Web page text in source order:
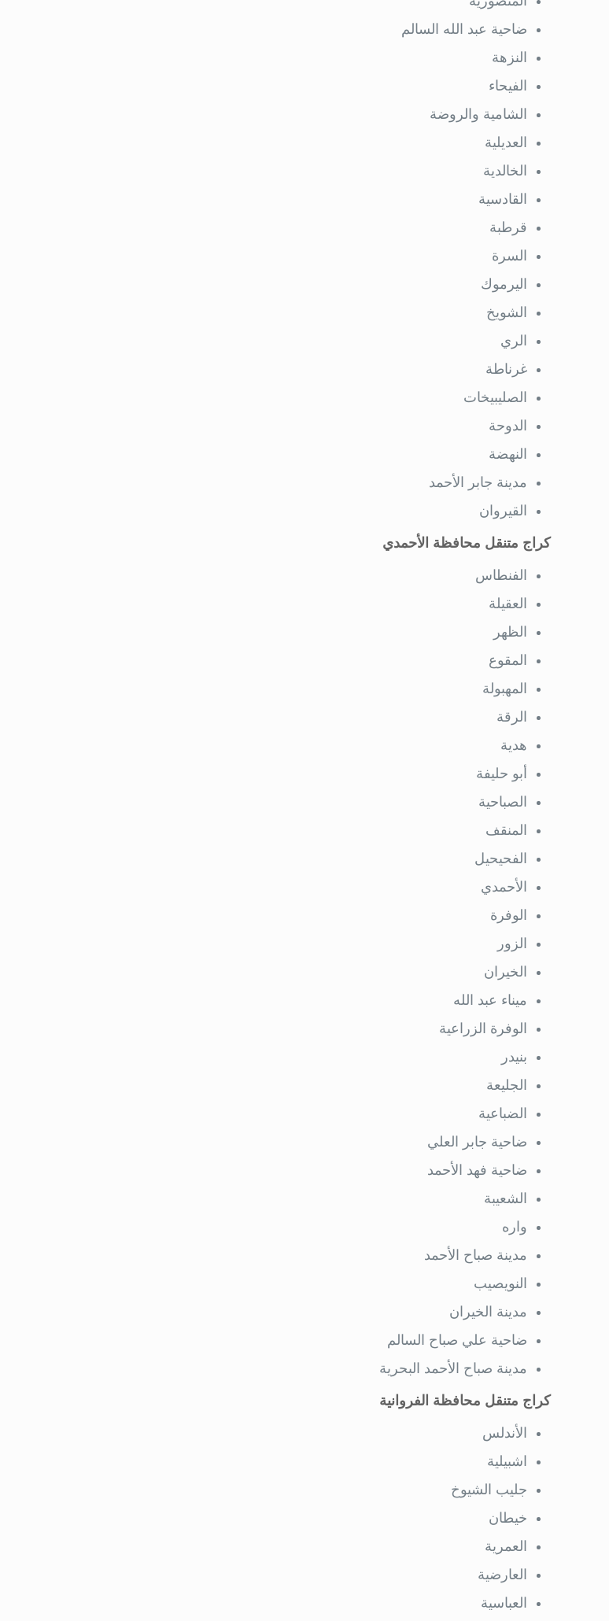
ضاحية عبد الله السالم
النزهة
الفيحاء
الشامية والروضة
العديلية
الخالدية
القادسية
قرطبة
السرة
اليرموك
الشويخ
الري
غرناطة
الصليبيخات
الدوحة
النهضة
مدينة جابر الأحمد
القيروان
كراج متنقل محافظة الأحمدي
الفنطاس
العقيلة
الظهر
المقوع
المهبولة
الرقة
هدية
أبو حليفة
الصباحية
المنقف
الفحيحيل
الأحمدي
الوفرة
الزور
الخيران
ميناء عبد الله
الوفرة الزراعية
بنيدر
الجليعة
الضباعية
ضاحية جابر العلي
ضاحية فهد الأحمد
الشعيبة
واره
مدينة صباح الأحمد
النويصيب
مدينة الخيران
ضاحية علي صباح السالم
مدينة صباح الأحمد البحرية
كراج متنقل محافظة الفروانية
الأندلس
اشبيلية
جليب الشيوخ
خيطان
العمرية
العارضية
العباسية